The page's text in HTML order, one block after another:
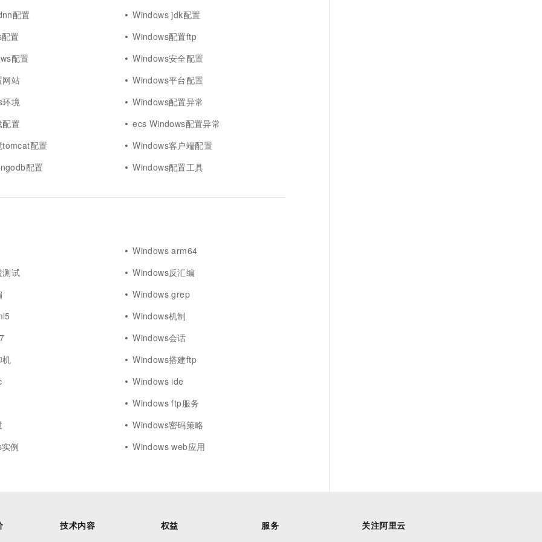
配置
Windows jdk配置
置
Windows配置ftp
配置
Windows安全配置
网站
Windows平台配置
环境
Windows配置异常
置
ecs Windows配置异常
配置
Windows客户端配置
配置
Windows配置工具
Windows arm64
测试
Windows反汇编
Windows grep
Windows机制
Windows会话
机
Windows搭建ftp
Windows ide
Windows ftp服务
Windows密码策略
例
Windows web应用
技术内容
权益
服务
关注阿里云